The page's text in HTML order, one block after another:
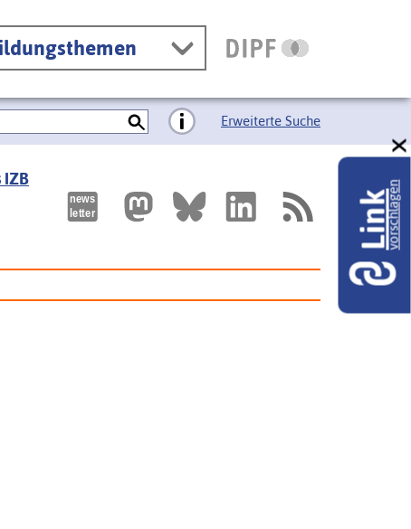
Erweiterte Suche
IZB
Linkvorschlagen